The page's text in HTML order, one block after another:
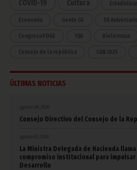
COVID-19 Cultura Estadísticas
Economía Gente GE 50
CongresoPDGE FIJA Bielorrusia
Consejo de la república CAN 2025
ÚLTIMAS NOTICIAS
agosto 08, 2026
Consejo Directivo del Consejo de la
agosto 07, 2026
La Ministra Delegada de Hacienda
compromiso institucional para impulsar
Desarrollo